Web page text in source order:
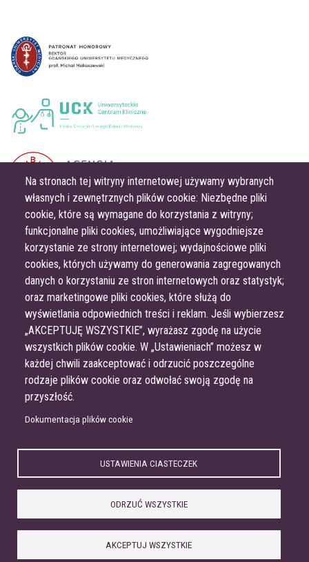
Na stronach tej witryny internetowej używamy wybranych
własnych i zewnętrznych plików cookie: Niezbędne pliki
cookie, które są wymagane do korzystania z witryny;
funkcjonalne pliki cookies, umożliwiające wygodniejsze
korzystanie ze strony internetowej; wydajnościowe pliki
cookies, których używamy do generowania zagregowanych
danych o korzystaniu ze stron internetowych oraz statystyk;
oraz marketingowe pliki cookies, które służą do
wyświetlania odpowiednich treści i reklam. Jeśli wybierzesz
„AKCEPTUJĘ WSZYSTKIE”, wyrażasz zgodę na użycie
wszystkich plików cookie. W „Ustawieniach” możesz w
każdej chwili zaakceptować i odrzucić poszczególne
rodzaje plików cookie oraz odwołać swoją zgodę na
przyszłość.
Dokumentacja plików cookie
USTAWIENIA CIASTECZEK
ODRZUĆ WSZYSTKIE
AKCEPTUJ WSZYSTKIE
Grafika
Grafika
Grafika
Klinika Chirurgii i Urologii Dzieci i Młodzieży
58 584 49 60 |phitt.poland@gmail.com